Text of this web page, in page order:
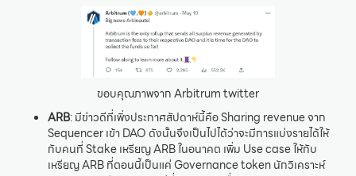
ขอบคุณภาพจาก Arbitrum twitter
ARB: มีข่าวดีที่เพิ่งประกาศสัปดาห์นี้คือ Sharing revenue จาก
Sequencer เข้า DAO ดังนั้นจึงเป็นไปได้ว่าจะมีการแบ่งรายได้ให้
กับคนที่ Stake เหรียญ ARB ในอนาคต เพิ่ม Use case ให้กับ
เหรียญ ARB ที่ตอนนี้เป็นแค่ Governance token นักวิเคราะห์